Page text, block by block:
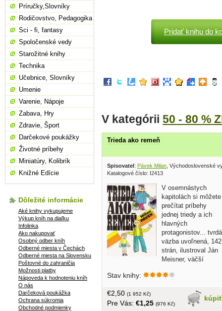
Pridať knihu do
V kategórii 50 - 80 %
Trieda ako remeň
Spisovatel: Pávek Milan , Východoslovenské
Katalogové číslo: I2413
V osemnástych
kapitolách si môžete
prečítat príbehy
jednej triedy a ich
hlavných
protagonistov... tvrdá
väzba uvoľnená, 142
strán, ilustroval Ján
Meisner, väčší
Stav knihy:
kúpiť
€2,50 (1 952 Kč)
Pre Vás: €1,25 (976 Kč)
Príručky,Slovníky
Rodičovstvo, Pedagogika
Sci - fi, fantasy
Spoločenské vedy
Starožitné knihy
Technika
Učebnice, Slovníky
Umenie
Varenie, Nápoje
Zabava, Hry
Zdravie, Šport
Darčekové poukážky
Životné príbehy
Miniatúry, Kolibrík
Knižné Edície
Dôležité informácie
Aké knihy vykupujeme
Výkup kníh na diaľku
Infolinka
Ako nakupovať
Osobný odber kníh
Odberné miesta v Čechách
Odberné miesta na Slovensku
Poštovné do zahraničia
Možnosti platby
Nápoveda k hodnoteniu kníh
O nás
Darčeková poukážka
Ochrana súkromia
Obchodné podmienky